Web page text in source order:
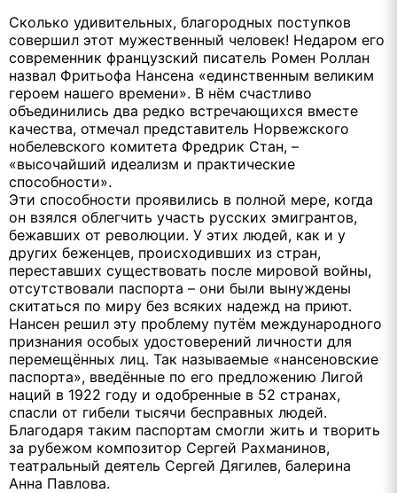
Сколько удивительных, благородных поступков
совершил этот мужественный человек! Недаром его
современник французский писатель Ромен Роллан
назвал Фритьофа Нансена «единственным великим
героем нашего времени». В нём счастливо
объединились два редко встречающихся вместе
качества, отмечал представитель Норвежского
нобелевского комитета Фредрик Стан, –
«высочайший идеализм и практические
способности».
Эти способности проявились в полной мере, когда
он взялся облегчить участь русских эмигрантов,
бежавших от революции. У этих людей, как и у
других беженцев, происходивших из стран,
переставших существовать после мировой войны,
отсутствовали паспорта – они были вынуждены
скитаться по миру без всяких надежд на приют.
Нансен решил эту проблему путём международного
признания особых удостоверений личности для
перемещённых лиц. Так называемые «нансеновские
паспорта», введённые по его предложению Лигой
наций в 1922 году и одобренные в 52 странах,
спасли от гибели тысячи бесправных людей.
Благодаря таким паспортам смогли жить и творить
за рубежом композитор Сергей Рахманинов,
театральный деятель Сергей Дягилев, балерина
Анна Павлова.